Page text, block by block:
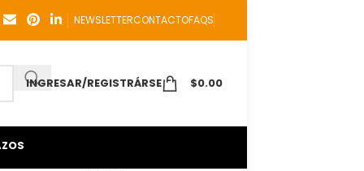
NEWSLETTERCONTACTOFAQS
INGRESAR/REGISTRÁRSE $0.00